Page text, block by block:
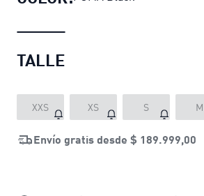
TALLE
XXS XS S M
Envío gratis desde $ 189.999,00